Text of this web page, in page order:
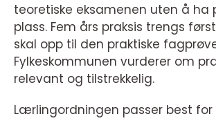
teoretiske eksamenen uten å ha
plass. Fem års praksis trengs
skal opp til den praktiske
Fylkeskommunen vurderer om
relevant og tilstrekkelig.
Lærlingordningen passer best for